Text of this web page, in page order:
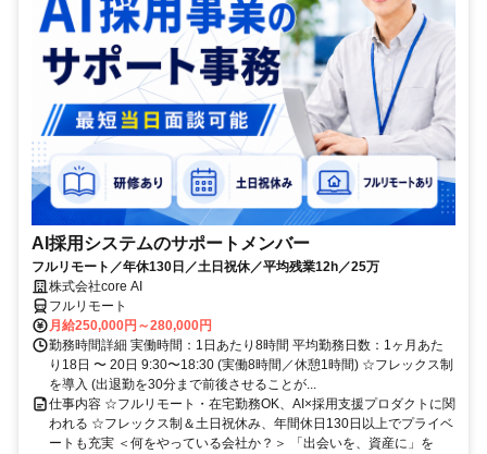
AI採用システムのサポートメンバー
フルリモート／年休130日／土日祝休／平均残業12h／25万
株式会社core AI
フルリモート
月給250,000円～280,000円
勤務時間詳細 実働時間：1日あたり8時間 平均勤務日数：1ヶ月あた
り18日 〜 20日 9:30〜18:30 (実働8時間／休憩1時間) ☆フレックス制
を導入 (出退勤を30分まで前後させることが...
仕事内容 ☆フルリモート・在宅勤務OK、AI×採用支援プロダクトに関
われる ☆フレックス制＆土日祝休み、年間休日130日以上でプライベ
ートも充実 ＜何をやっている会社か？＞ 「出会いを、資産に」を